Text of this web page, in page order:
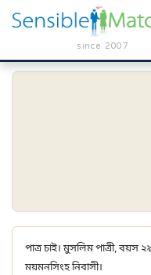
since 2007
পাত্র চাই। মুসলিম পাত্রী, বয়স
ময়মনসিংহ নিবাসী।